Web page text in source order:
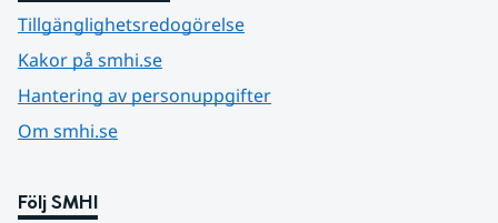
Tillgänglighetsredogörelse
Kakor på smhi.se
Hantering av personuppgifter
Om smhi.se
Följ SMHI